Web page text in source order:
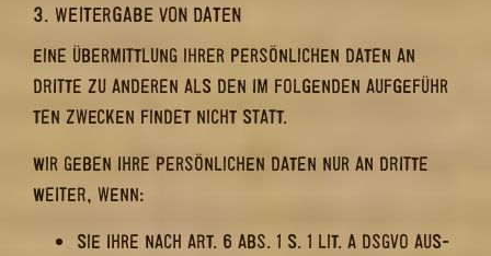
3. WEI­TER­GA­BE VON DATEN
EINE ÜBER­MITT­LUNG IHRER PER­SÖN­LI­CHEN DATEN AN
DRIT­TE ZU AN­DE­REN ALS DEN IM FOL­GEN­DEN AUF­GE­FÜHR­
TEN ZWE­CKEN FIN­DET NICHT STATT.
WIR GEBEN IHRE PER­SÖN­LI­CHEN DATEN NUR AN DRIT­TE
WEI­TER, WENN:
SIE IHRE NACH ART. 6 ABS. 1 S. 1 LIT. A DSGVO AUS­